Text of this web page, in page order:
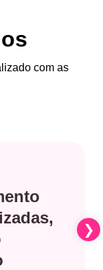
com as